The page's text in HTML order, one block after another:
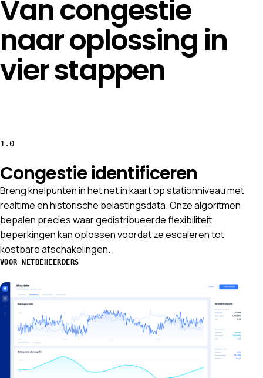
Van congestie
naar oplossing in
vier stappen
1.0
Congestie identificeren
Breng knelpunten in het net in kaart op stationniveau met
realtime en historische belastingsdata. Onze algoritmen
bepalen precies waar gedistribueerde flexibiliteit
beperkingen kan oplossen voordat ze escaleren tot
kostbare afschakelingen.
VOOR NETBEHEERDERS